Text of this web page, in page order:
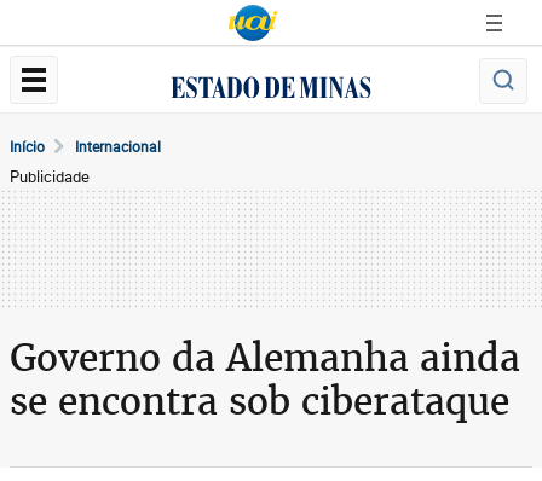
Início Internacional
Publicidade
Governo da Alemanha ainda
se encontra sob ciberataque